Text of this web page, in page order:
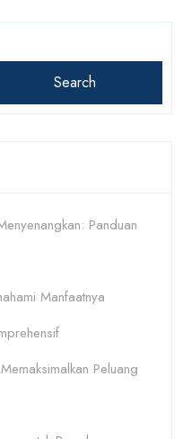
Search
Panduan
Manfaatnya
Peluang